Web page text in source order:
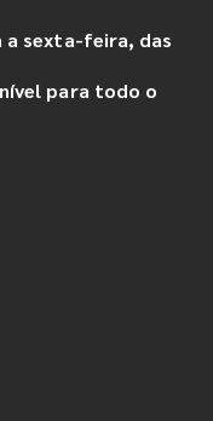
a sexta-feira, das
para todo o